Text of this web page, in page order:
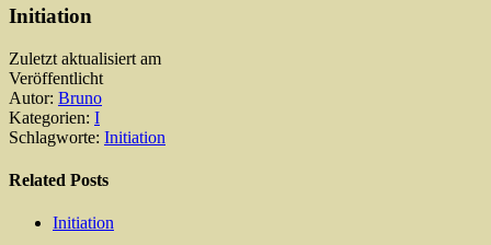
Initiation
Zuletzt aktualisiert am
Veröffentlicht
Autor: Bruno
Kategorien: I
Schlagworte: Initiation
Related Posts
Initiation